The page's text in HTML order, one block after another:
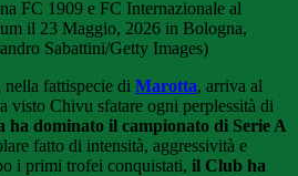
FC 1909 e FC Internazionale al
il 23 Maggio, 2026 in Bologna,
Sabattini/Getty Images)
fattispecie di Marotta, arriva al
visto Chivu sfatare ogni perplessità di
ha dominato il campionato di Serie A
fatto di intensità, aggressività e
i primi trofei conquistati, il Club ha